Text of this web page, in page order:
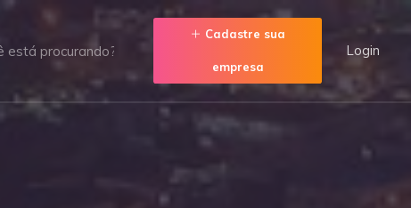
Cadastre sua
empresa
Login